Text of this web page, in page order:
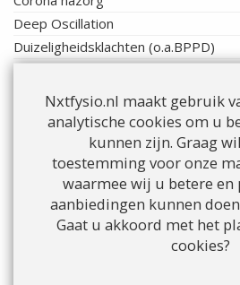
Nxtfysio.nl maakt gebruik
analytische cookies om u
kunnen zijn. Graag
toestemming voor onze
waarmee wij u betere
aanbiedingen kunnen
Gaat u akkoord met het
cookies?
Deep Oscillation
Duizeligheidsklachten (o.a.BPPD)
Echografie & shockwave therapie
EPTE (Percutane Elektrolyse
Geriatrie / Fysiotherapie voor
GLI - Gecombineerde Leefstijl
GLI - CooL
GLI - Individuele trajecten
GLI - voor bedrijven